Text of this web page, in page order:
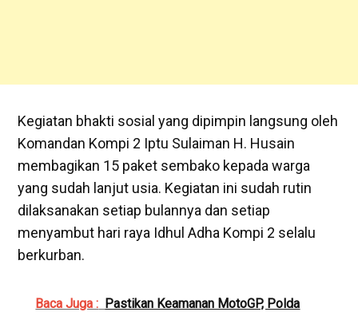
Kegiatan bhakti sosial yang dipimpin langsung oleh
Komandan Kompi 2 Iptu Sulaiman H. Husain
membagikan 15 paket sembako kepada warga
yang sudah lanjut usia. Kegiatan ini sudah rutin
dilaksanakan setiap bulannya dan setiap
menyambut hari raya Idhul Adha Kompi 2 selalu
berkurban.
Baca Juga : Pastikan Keamanan MotoGP, Polda